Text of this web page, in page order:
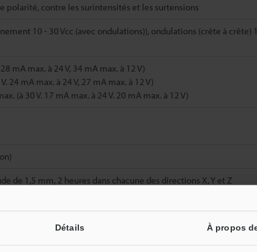
Détails À propos
polarité, contre les surintensités et les surtensions
10 - 30 Vcc (avec ondulations)), ondulations (crête à crête)
mA max. à 24 V, 34 mA max. à 12 V)
24 mA max. à 24 V, 27 mA max. à 12 V)
(à 30 V. 17 mA max. à 24 V. 20 mA max. à 12 V)
de 1,5 mm, 2 heures dans chacune des directions X, Y et Z